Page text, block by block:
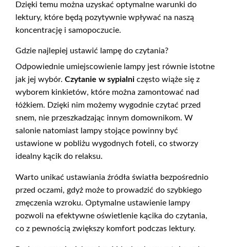
Dzięki temu można uzyskać optymalne warunki do
lektury, które będą pozytywnie wpływać na naszą
koncentrację i samopoczucie.
Gdzie najlepiej ustawić lampę do czytania?
Odpowiednie umiejscowienie lampy jest równie istotne
jak jej wybór. Czytanie w sypialni często wiąże się z
wyborem kinkietów, które można zamontować nad
łóżkiem. Dzięki nim możemy wygodnie czytać przed
snem, nie przeszkadzając innym domownikom. W
salonie natomiast lampy stojące powinny być
ustawione w pobliżu wygodnych foteli, co stworzy
idealny kącik do relaksu.
Warto unikać ustawiania źródła światła bezpośrednio
przed oczami, gdyż może to prowadzić do szybkiego
zmęczenia wzroku. Optymalne ustawienie lampy
pozwoli na efektywne oświetlenie kącika do czytania,
co z pewnością zwiększy komfort podczas lektury.